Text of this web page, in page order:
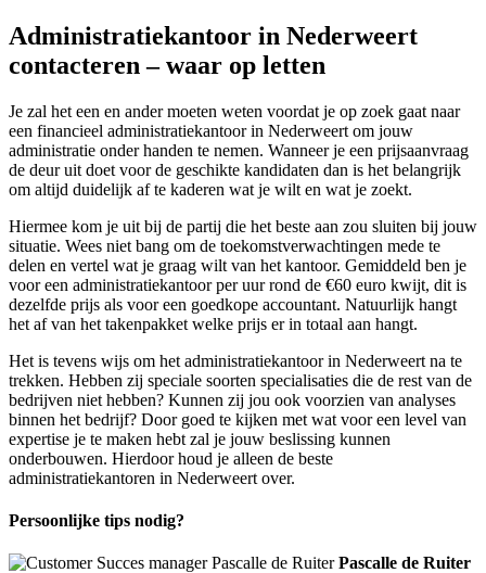
Administratiekantoor in Nederweert
contacteren – waar op letten
Je zal het een en ander moeten weten voordat je op zoek gaat naar
een financieel administratiekantoor in Nederweert om jouw
administratie onder handen te nemen. Wanneer je een prijsaanvraag
de deur uit doet voor de geschikte kandidaten dan is het belangrijk
om altijd duidelijk af te kaderen wat je wilt en wat je zoekt.
Hiermee kom je uit bij de partij die het beste aan zou sluiten bij jouw
situatie. Wees niet bang om de toekomstverwachtingen mede te
delen en vertel wat je graag wilt van het kantoor. Gemiddeld ben je
voor een administratiekantoor per uur rond de €60 euro kwijt, dit is
dezelfde prijs als voor een goedkope accountant. Natuurlijk hangt
het af van het takenpakket welke prijs er in totaal aan hangt.
Het is tevens wijs om het administratiekantoor in Nederweert na te
trekken. Hebben zij speciale soorten specialisaties die de rest van de
bedrijven niet hebben? Kunnen zij jou ook voorzien van analyses
binnen het bedrijf? Door goed te kijken met wat voor een level van
expertise je te maken hebt zal je jouw beslissing kunnen
onderbouwen. Hierdoor houd je alleen de beste
administratiekantoren in Nederweert over.
Persoonlijke tips nodig?
Pascalle de Ruiter